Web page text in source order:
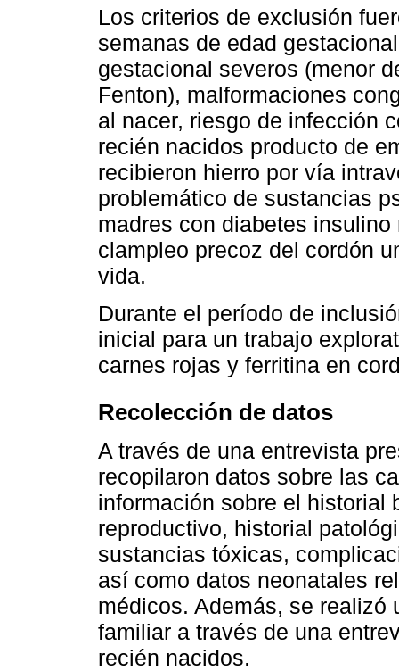
Los criterios de exclusión
semanas de edad
gestacional severos (menor
Fenton), malformaciones
al nacer, riesgo de infección
recién nacidos producto de
recibieron hierro por vía
problemático de sustancias
madres con diabetes
clampleo precoz del cordón
vida.
Durante el período de
inicial para un trabajo
carnes rojas y ferritina en
Recolección de datos
A través de una entrevista
recopilaron datos sobre las
información sobre el historial
reproductivo, historial
sustancias tóxicas,
así como datos neonatales
médicos. Además, se
familiar a través de una
recién nacidos.